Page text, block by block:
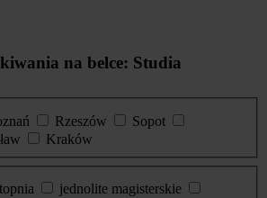
na belce: Studia
Rzeszów
Sopot
Kraków
jednolite magisterskie